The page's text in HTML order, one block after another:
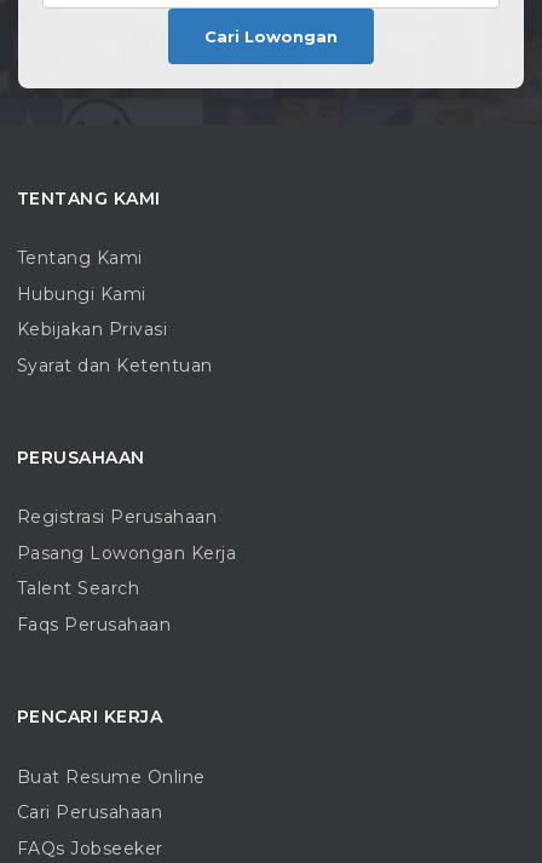
Cari Lowongan
TENTANG KAMI
Tentang Kami
Hubungi Kami
Kebijakan Privasi
Syarat dan Ketentuan
PERUSAHAAN
Registrasi Perusahaan
Pasang Lowongan Kerja
Talent Search
Faqs Perusahaan
PENCARI KERJA
Buat Resume Online
Cari Perusahaan
FAQs Jobseeker